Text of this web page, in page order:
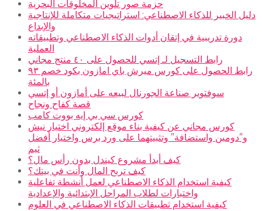
حزمة صور تلوين المخلوقات البحرية
دليل الخبير للذكاء الاصطناعي: استراتيجيات متكاملة للإنتاجية
والإبداع
دورة تدريبية في إتقان أدوات الذكاء الاصطناعي وتطبيقاته
العملية
رابط التسجيل لـ إتسي للحصول على ٤٠ منتج مجاني
رابط الحصول على كورس ميرش باي امازون بكود خصم ٩٣
بالمئة
سوفتوير صناعة الجورنال لبيعه على أمازون أو إتسي
قصة كفاح ونجاح
كورس سي بي إيه بووت كامب
كورس مجاني عن كيفية بناء موقع إلكتروني اختيار نيش
و”دومين واستضافة” وتثبيتهما على ورد برس واختيار أفضل
ثيم
كيف أبدأ مشروع كيندل بدون رأس مال؟
كيف تربح المال وأنت في بيتك؟
كيفية استخدام الذكاء الاصطناعي لعمل أنشطة تفاعلية
واختبارات لطلاب المراحل الإبتدائية والإعدادية
كيفية استخدام تطبيقات الذكاء الاصطناعي في العلوم